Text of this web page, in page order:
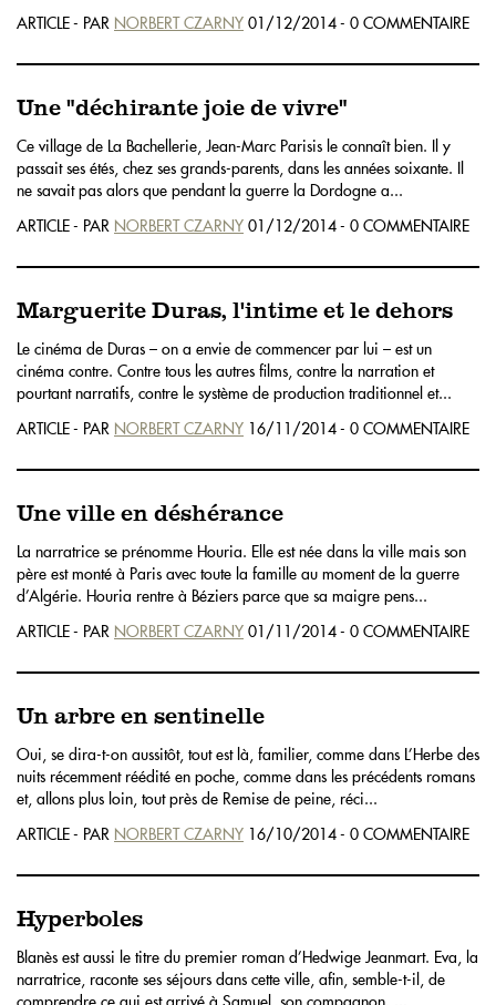
ARTICLE - PAR NORBERT CZARNY 01/12/2014 - 0 COMMENTAIRE
Une "déchirante joie de vivre"
Ce village de La Bachellerie, Jean-Marc Parisis le connaît bien. Il y
passait ses étés, chez ses grands-parents, dans les années soixante. Il
ne savait pas alors que pendant la guerre la Dordogne a...
ARTICLE - PAR NORBERT CZARNY 01/12/2014 - 0 COMMENTAIRE
Marguerite Duras, l'intime et le dehors
Le cinéma de Duras – on a envie de commencer par lui – est un
cinéma contre. Contre tous les autres films, contre la narration et
pourtant narratifs, contre le système de production traditionnel et...
ARTICLE - PAR NORBERT CZARNY 16/11/2014 - 0 COMMENTAIRE
Une ville en déshérance
La narratrice se prénomme Houria. Elle est née dans la ville mais son
père est monté à Paris avec toute la famille au moment de la guerre
d’Algérie. Houria rentre à Béziers parce que sa maigre pens...
ARTICLE - PAR NORBERT CZARNY 01/11/2014 - 0 COMMENTAIRE
Un arbre en sentinelle
Oui, se dira-t-on aussitôt, tout est là, familier, comme dans L’Herbe des
nuits récemment réédité en poche, comme dans les précédents romans
et, allons plus loin, tout près de Remise de peine, réci...
ARTICLE - PAR NORBERT CZARNY 16/10/2014 - 0 COMMENTAIRE
Hyperboles
Blanès est aussi le titre du premier roman d’Hedwige Jeanmart. Eva, la
narratrice, raconte ses séjours dans cette ville, afin, semble-t-il, de